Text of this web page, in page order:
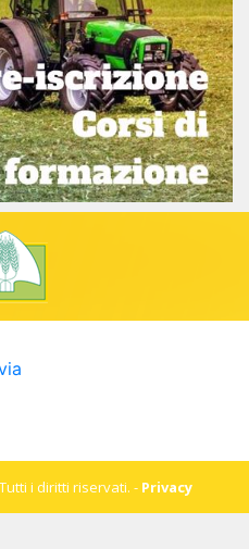
Tutti i diritti riservati. - Privacy